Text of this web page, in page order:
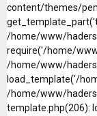
content/themes/
/home/www/
require('/home/
/home/www/
load_template('/
/home/www/
template.php(206):